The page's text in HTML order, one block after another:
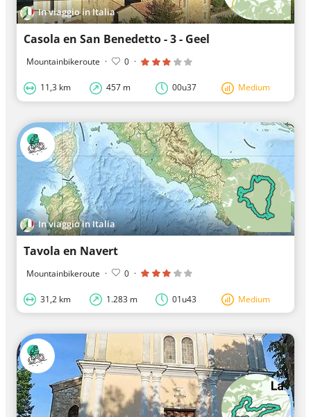
In viaggio in Italia
Casola en San Benedetto - 3 - Geel
Mountainbikeroute · 0 ·
11,3 km 457 m 00u37 Medium
In viaggio in Italia
Tavola en Navert
Mountainbikeroute · 0 ·
31,2 km 1.283 m 01u43 Medium